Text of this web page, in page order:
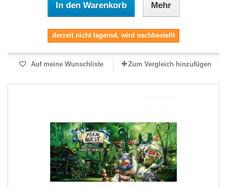
In den Warenkorb Mehr
derzeit nicht lagernd, wird nachbestellt
Auf meine Wunschliste Zum Vergleich hinzufügen